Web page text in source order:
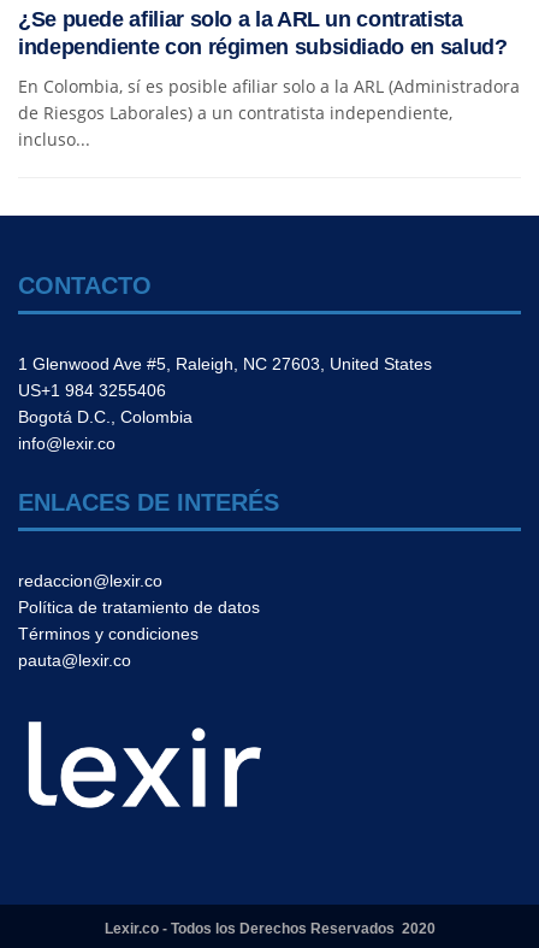
¿Se puede afiliar solo a la ARL un contratista
independiente con régimen subsidiado en salud?
En Colombia, sí es posible afiliar solo a la ARL (Administradora
de Riesgos Laborales) a un contratista independiente,
incluso...
CONTACTO
1 Glenwood Ave #5, Raleigh, NC 27603, United States
US+1 984 3255406
Bogotá D.C., Colombia
info@lexir.co
ENLACES DE INTERÉS
redaccion@lexir.co
Política de tratamiento de datos
Términos y condiciones
pauta@lexir.co
Lexir.co - Todos los Derechos Reservados 2020